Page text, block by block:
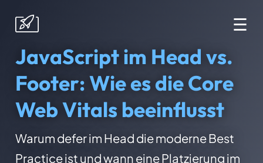
☰
JavaScript im Head vs.
Footer: Wie es die Core
Web Vitals beeinflusst
Warum defer im Head die moderne Best
Practice ist und wann eine Platzierung im